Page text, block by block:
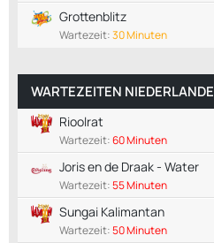
Grottenblitz
Wartezeit:30 Minuten
WARTEZEITEN NIEDERLANDE
Rioolrat
Wartezeit:60 Minuten
Joris en de Draak - Water
Wartezeit:55 Minuten
Sungai Kalimantan
Wartezeit:50 Minuten